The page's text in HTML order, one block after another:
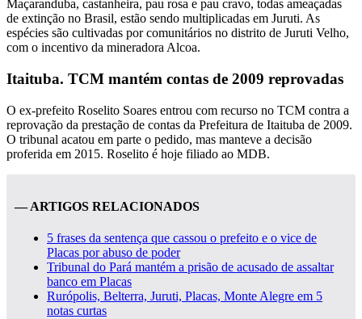
Maçaranduba, castanheira, pau rosa e pau cravo, todas ameaçadas
de extinção no Brasil, estão sendo multiplicadas em Juruti. As
espécies são cultivadas por comunitários no distrito de Juruti Velho,
com o incentivo da mineradora Alcoa.
Itaituba. TCM mantém contas de 2009 reprovadas
O ex-prefeito Roselito Soares entrou com recurso no TCM contra a
reprovação da prestação de contas da Prefeitura de Itaituba de 2009.
O tribunal acatou em parte o pedido, mas manteve a decisão
proferida em 2015. Roselito é hoje filiado ao MDB.
— ARTIGOS RELACIONADOS
5 frases da sentença que cassou o prefeito e o vice de
Placas por abuso de poder
Tribunal do Pará mantém a prisão de acusado de assaltar
banco em Placas
Rurópolis, Belterra, Juruti, Placas, Monte Alegre em 5
notas curtas